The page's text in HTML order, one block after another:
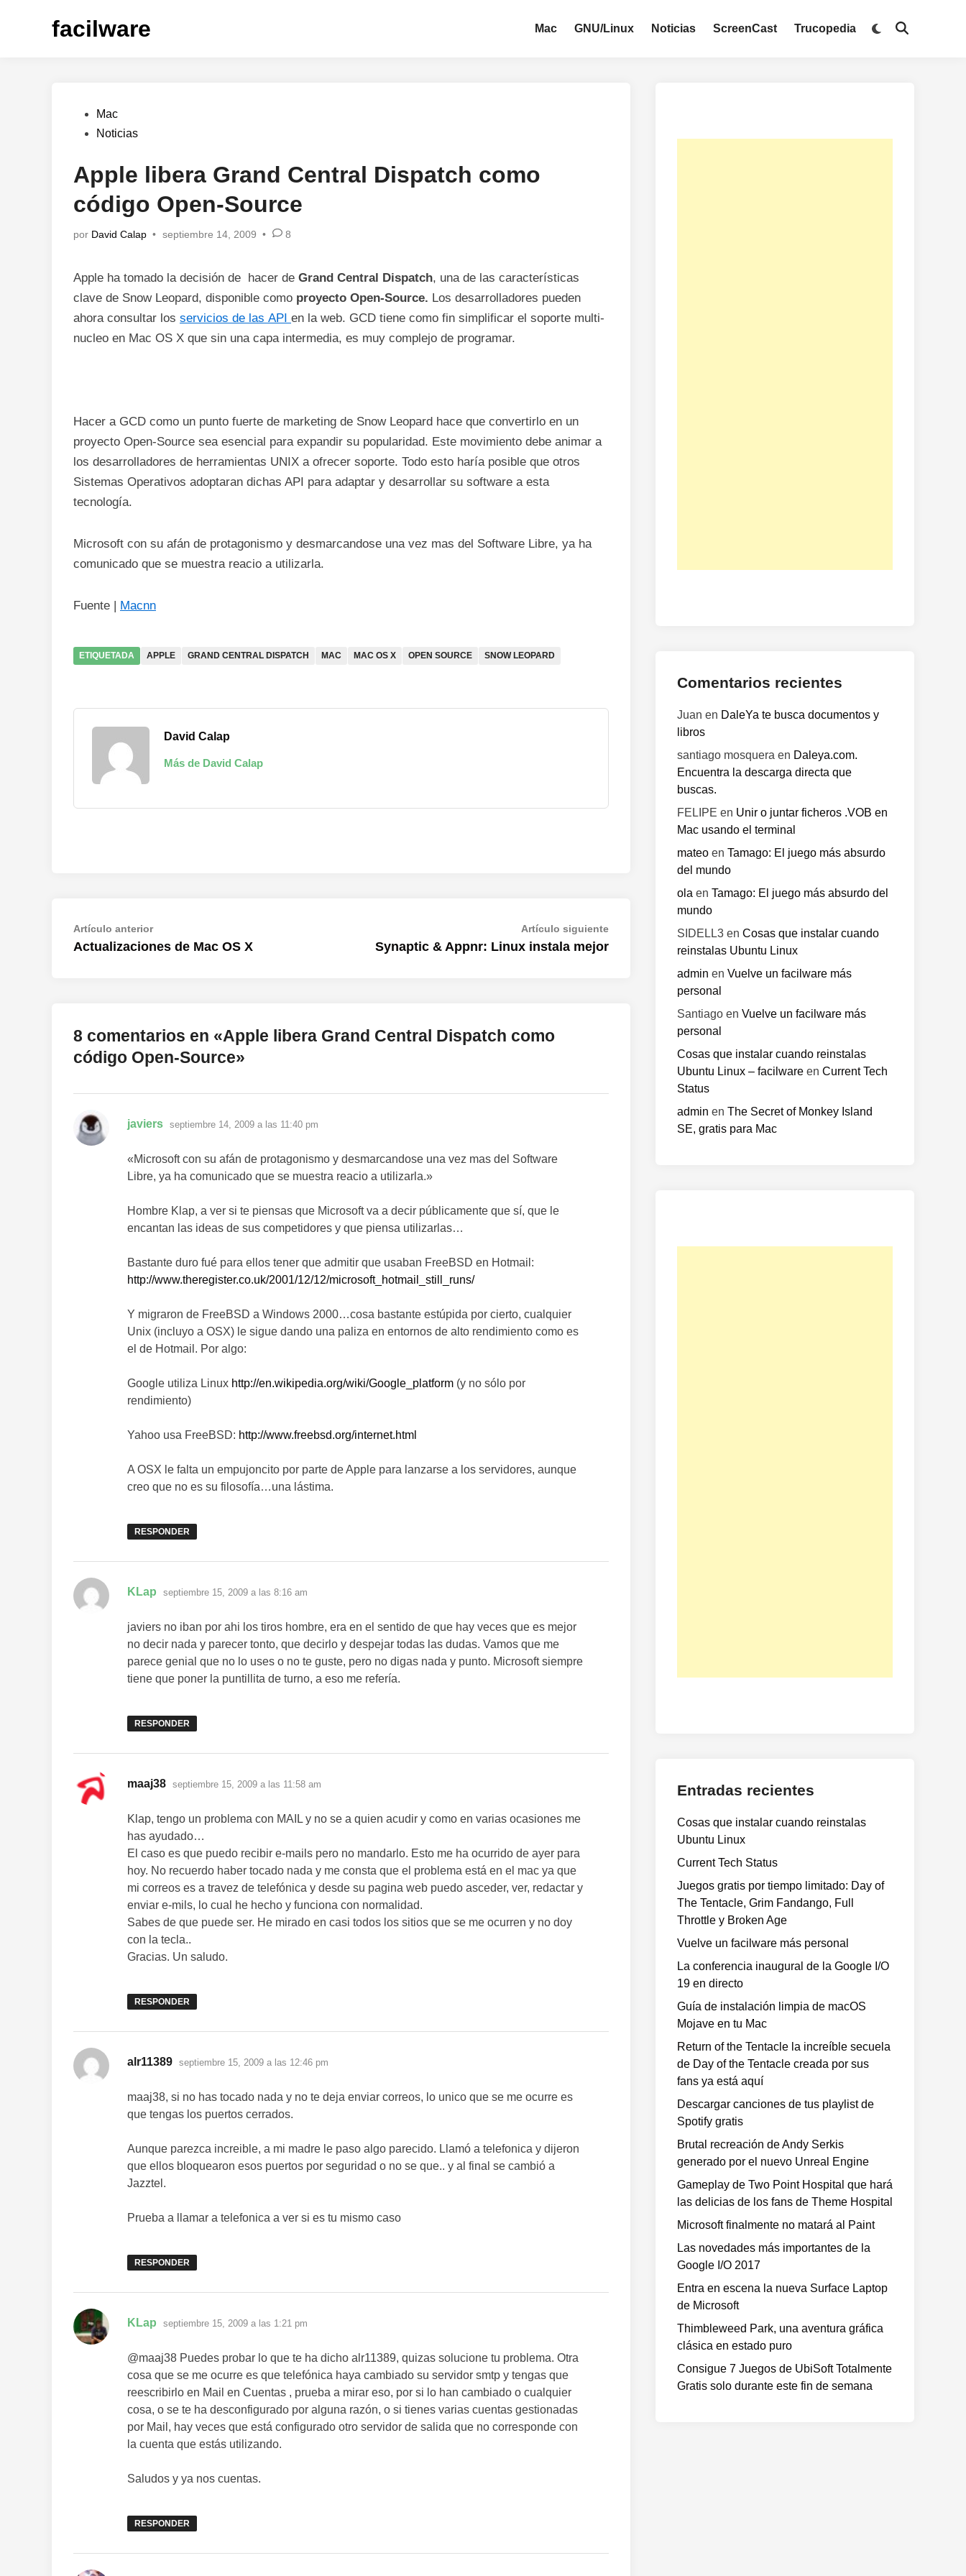
facilware Mac GNU/Linux Noticias ScreenCast Trucopedia
Publicado
en
Mac
Noticias
Apple libera Grand Central Dispatch como
código Open-Source
por David Calap • septiembre 14, 2009 • 8
Apple ha tomado la decisión de hacer de Grand Central Dispatch, una de las características
clave de Snow Leopard, disponible como proyecto Open-Source. Los desarrolladores pueden
ahora consultar los servicios de las API en la web. GCD tiene como fin simplificar el soporte multi-
nucleo en Mac OS X que sin una capa intermedia, es muy complejo de programar.
Hacer a GCD como un punto fuerte de marketing de Snow Leopard hace que convertirlo en un
proyecto Open-Source sea esencial para expandir su popularidad. Este movimiento debe animar a
los desarrolladores de herramientas UNIX a ofrecer soporte. Todo esto haría posible que otros
Sistemas Operativos adoptaran dichas API para adaptar y desarrollar su software a esta
tecnología.
Microsoft con su afán de protagonismo y desmarcandose una vez mas del Software Libre, ya ha
comunicado que se muestra reacio a utilizarla.
Fuente | Macnn
ETIQUETADA APPLE GRAND CENTRAL DISPATCH MAC MAC OS X OPEN SOURCE SNOW LEOPARD
David Calap
Más de David Calap
Navegación
de
Artículo anteriorArtículo
anterior:
Actualizaciones de Mac OS X
Artículo siguienteArtículo
siguiente:
Synaptic & Appnr: Linux instala mejor
8 comentarios en «Apple libera Grand Central Dispatch como
código Open-Source»
javiers dice:
septiembre 14, 2009 a las 11:40 pm
«Microsoft con su afán de protagonismo y desmarcandose una vez mas del Software
Libre, ya ha comunicado que se muestra reacio a utilizarla.»
Hombre Klap, a ver si te piensas que Microsoft va a decir públicamente que sí, que le
encantan las ideas de sus competidores y que piensa utilizarlas…
Bastante duro fué para ellos tener que admitir que usaban FreeBSD en Hotmail:
http://www.theregister.co.uk/2001/12/12/microsoft_hotmail_still_runs/
Y migraron de FreeBSD a Windows 2000…cosa bastante estúpida por cierto, cualquier
Unix (incluyo a OSX) le sigue dando una paliza en entornos de alto rendimiento como es
el de Hotmail. Por algo:
Google utiliza Linux http://en.wikipedia.org/wiki/Google_platform (y no sólo por
rendimiento)
Yahoo usa FreeBSD: http://www.freebsd.org/internet.html
A OSX le falta un empujoncito por parte de Apple para lanzarse a los servidores, aunque
creo que no es su filosofía…una lástima.
RESPONDER
KLap dice:
septiembre 15, 2009 a las 8:16 am
javiers no iban por ahi los tiros hombre, era en el sentido de que hay veces que es mejor
no decir nada y parecer tonto, que decirlo y despejar todas las dudas. Vamos que me
parece genial que no lo uses o no te guste, pero no digas nada y punto. Microsoft siempre
tiene que poner la puntillita de turno, a eso me refería.
RESPONDER
maaj38 dice:
septiembre 15, 2009 a las 11:58 am
Klap, tengo un problema con MAIL y no se a quien acudir y como en varias ocasiones me
has ayudado…
El caso es que puedo recibir e-mails pero no mandarlo. Esto me ha ocurrido de ayer para
hoy. No recuerdo haber tocado nada y me consta que el problema está en el mac ya que
mi correos es a travez de telefónica y desde su pagina web puedo asceder, ver, redactar y
enviar e-mils, lo cual he hecho y funciona con normalidad.
Sabes de que puede ser. He mirado en casi todos los sitios que se me ocurren y no doy
con la tecla..
Gracias. Un saludo.
RESPONDER
alr11389 dice:
septiembre 15, 2009 a las 12:46 pm
maaj38, si no has tocado nada y no te deja enviar correos, lo unico que se me ocurre es
que tengas los puertos cerrados.
Aunque parezca increible, a mi madre le paso algo parecido. Llamó a telefonica y dijeron
que ellos bloquearon esos puertos por seguridad o no se que.. y al final se cambió a
Jazztel.
Prueba a llamar a telefonica a ver si es tu mismo caso
RESPONDER
KLap dice:
septiembre 15, 2009 a las 1:21 pm
@maaj38 Puedes probar lo que te ha dicho alr11389, quizas solucione tu problema. Otra
cosa que se me ocurre es que telefónica haya cambiado su servidor smtp y tengas que
reescribirlo en Mail en Cuentas , prueba a mirar eso, por si lo han cambiado o cualquier
cosa, o se te ha desconfigurado por alguna razón, o si tienes varias cuentas gestionadas
por Mail, hay veces que está configurado otro servidor de salida que no corresponde con
la cuenta que estás utilizando.
Saludos y ya nos cuentas.
RESPONDER
Comentarios recientes
Juan en DaleYa te busca documentos y
libros
santiago mosquera en Daleya.com.
Encuentra la descarga directa que
buscas.
FELIPE en Unir o juntar ficheros .VOB en
Mac usando el terminal
mateo en Tamago: El juego más absurdo
del mundo
ola en Tamago: El juego más absurdo del
mundo
SIDELL3 en Cosas que instalar cuando
reinstalas Ubuntu Linux
admin en Vuelve un facilware más
personal
Santiago en Vuelve un facilware más
personal
Cosas que instalar cuando reinstalas
Ubuntu Linux – facilware en Current Tech
Status
admin en The Secret of Monkey Island
SE, gratis para Mac
Entradas recientes
Cosas que instalar cuando reinstalas
Ubuntu Linux
Current Tech Status
Juegos gratis por tiempo limitado: Day of
The Tentacle, Grim Fandango, Full
Throttle y Broken Age
Vuelve un facilware más personal
La conferencia inaugural de la Google I/O
19 en directo
Guía de instalación limpia de macOS
Mojave en tu Mac
Return of the Tentacle la increíble secuela
de Day of the Tentacle creada por sus
fans ya está aquí
Descargar canciones de tus playlist de
Spotify gratis
Brutal recreación de Andy Serkis
generado por el nuevo Unreal Engine
Gameplay de Two Point Hospital que hará
las delicias de los fans de Theme Hospital
Microsoft finalmente no matará al Paint
Las novedades más importantes de la
Google I/O 2017
Entra en escena la nueva Surface Laptop
de Microsoft
Thimbleweed Park, una aventura gráfica
clásica en estado puro
Consigue 7 Juegos de UbiSoft Totalmente
Gratis solo durante este fin de semana